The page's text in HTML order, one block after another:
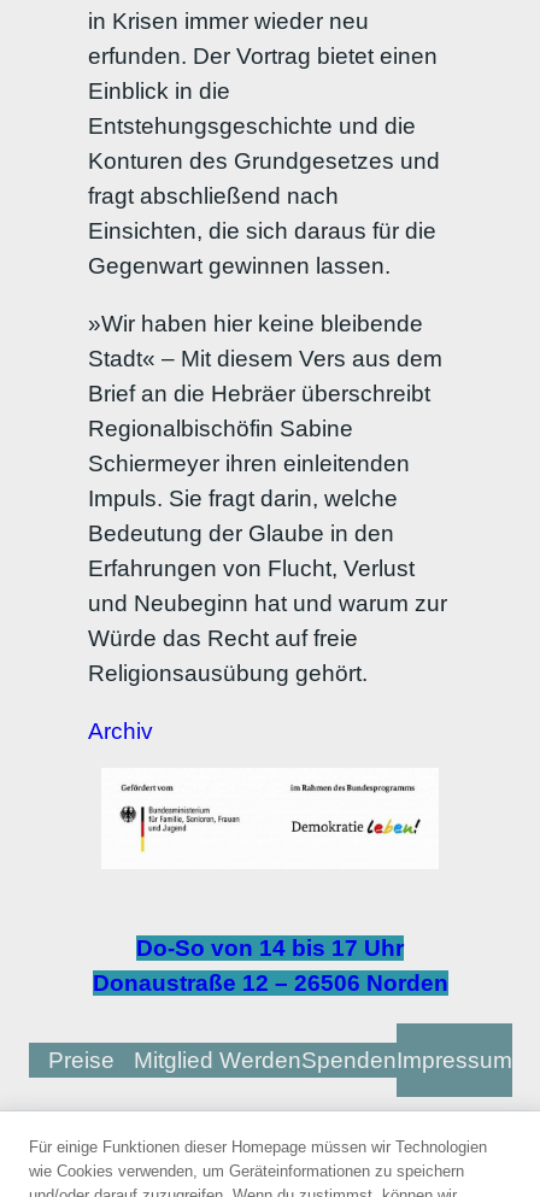
in Krisen immer wieder neu
erfunden. Der Vortrag bietet einen
Einblick in die
Entstehungsgeschichte und die
Konturen des Grundgesetzes und
fragt abschließend nach
Einsichten, die sich daraus für die
Gegenwart gewinnen lassen.
»Wir haben hier keine bleibende
Stadt« – Mit diesem Vers aus dem
Brief an die Hebräer überschreibt
Regionalbischöfin Sabine
Schiermeyer ihren einleitenden
Impuls. Sie fragt darin, welche
Bedeutung der Glaube in den
Erfahrungen von Flucht, Verlust
und Neubeginn hat und warum zur
Würde das Recht auf freie
Religionsausübung gehört.
Archiv
Do-So von 14 bis 17 Uhr
Donaustraße 12 – 26506 Norden
Preise Mitglied WerdenSpendenImpressum
Unterstützt
Für einige Funktionen dieser Homepage müssen wir Technologien
wie Cookies verwenden, um Geräteinformationen zu speichern